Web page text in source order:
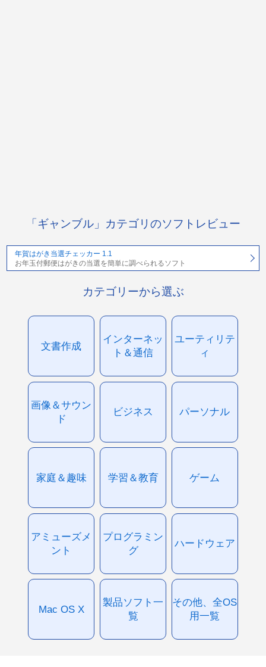
「ギャンブル」カテゴリのソフトレビュー
年賀はがき当選チェッカー 1.1
お年玉付郵便はがきの当選を簡単に調べられるソフト
カテゴリーから選ぶ
文書作成
インターネッ
ト＆通信
ユーティリテ
ィ
画像＆サウン
ド
ビジネス パーソナル
家庭＆趣味 学習＆教育 ゲーム
アミューズメ
ント
プログラミン
グ
ハードウェア
Mac OS X
製品ソフト一
覧
その他、全OS
用一覧